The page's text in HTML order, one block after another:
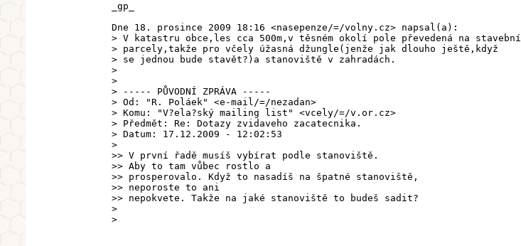
_gp_
Dne 18. prosince 2009 18:16 <nasepenze/=/volny.cz> napsal(a):
> V katastru obce,les cca 500m,v těsném okolí pole převedená na stavební
> parcely,takže pro včely úžasná džungle(jenže jak dlouho ještě,když
> se jednou bude stavět?)a stanoviště v zahradách.
>
>
> ----- PŮVODNÍ ZPRÁVA -----
> Od: "R. Poláek" <e-mail/=/nezadan>
> Komu: "V?ela?ský mailing list" <vcely/=/v.or.cz>
> Předmět: Re: Dotazy zvidaveho zacatecnika.
> Datum: 17.12.2009 - 12:02:53
>
>> V první řadě musíš vybírat podle stanoviště.
>> Aby to tam vůbec rostlo a
>> prosperovalo. Když to nasadíš na špatné stanoviště,
>> neporoste to ani
>> nepokvete. Takže na jaké stanoviště to budeš sadit?
>
>